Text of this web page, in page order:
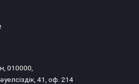
010000,
41, оф. 214